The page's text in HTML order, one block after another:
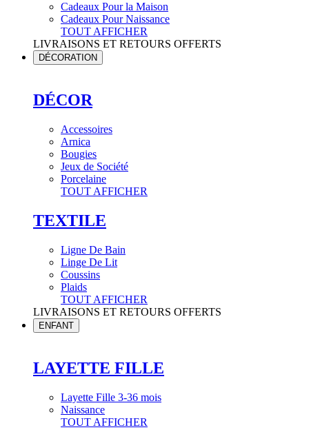
Cadeaux Pour la Maison
Cadeaux Pour Naissance
TOUT AFFICHER
LIVRAISONS ET RETOURS OFFERTS
DÉCORATION
DÉCOR
Accessoires
Arnica
Bougies
Jeux de Société
Porcelaine
TOUT AFFICHER
TEXTILE
Ligne De Bain
Linge De Lit
Coussins
Plaids
TOUT AFFICHER
LIVRAISONS ET RETOURS OFFERTS
ENFANT
LAYETTE FILLE
Layette Fille 3-36 mois
Naissance
TOUT AFFICHER